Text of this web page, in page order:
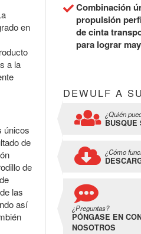
en
a la
únicos
de
de
las
así
Combinación
propulsión
de cinta
para lograr
DEWULF A
¿Quién
BUSQUE
¿Cómo
¿Preguntas?
PÓNGASE EN
NOSOTROS